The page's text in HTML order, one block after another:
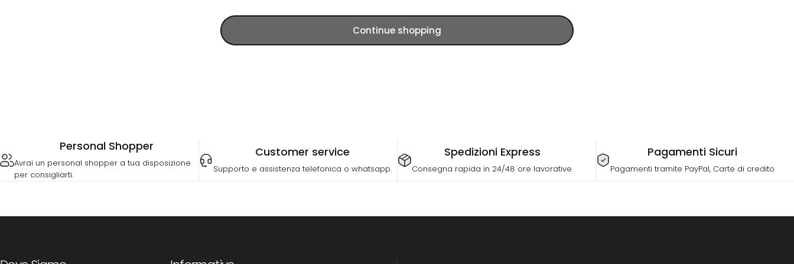
Continue shopping
Personal Shopper
Avrai un personal shopper a tua disposizione
per consigliarti.
Customer service
Supporto e assistenza telefonica o whatsapp.
Spedizioni Express
Consegna rapida in 24/48 ore lavorative.
Pagamenti Sicuri
Pagamenti tramite PayPal, Carte di credito